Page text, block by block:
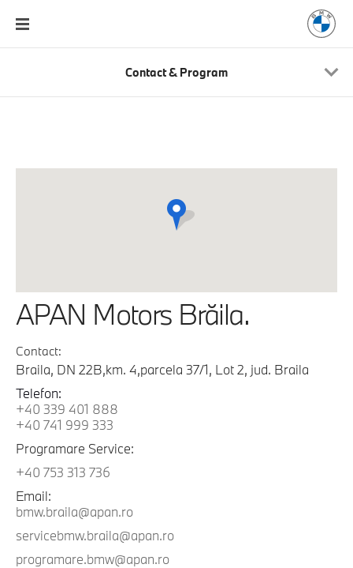
Contact & Program
APAN Motors Brăila.
Contact:
Braila, DN 22B,km. 4,parcela 37/1, Lot 2, jud. Braila
Telefon:
+40 339 401 888
+40 741 999 333
Programare Service:
+40 753 313 736
Email:
bmw.braila@apan.ro
servicebmw.braila@apan.ro
programare.bmw@apan.ro